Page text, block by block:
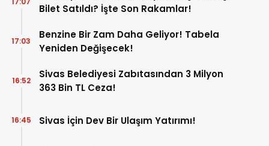
Bilet Satıldı? İşte Son Rakamlar!
Benzine Bir Zam Daha Geliyor! Tabela
Yeniden Değişecek!
17:03
Sivas Belediyesi Zabıtasından 3 Milyon
363 Bin TL Ceza!
16:52
Sivas İçin Dev Bir Ulaşım Yatırımı!
16:45